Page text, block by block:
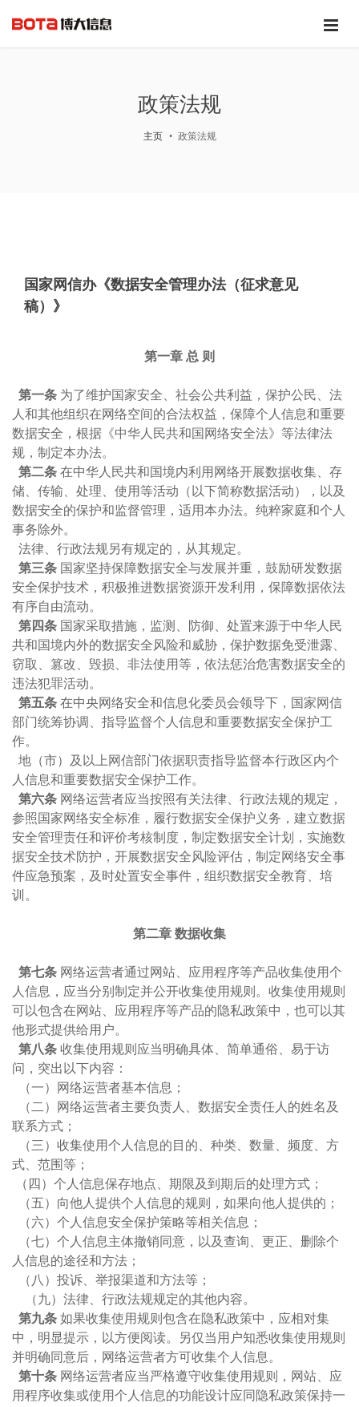
政策法规
主页 政策法规
国家网信办《数据安全管理办法（征求意见
稿）》
第一章 总 则
第一条 为了维护国家安全、社会公共利益，保护公民、法
人和其他组织在网络空间的合法权益，保障个人信息和重要
数据安全，根据《中华人民共和国网络安全法》等法律法
规，制定本办法。
第二条 在中华人民共和国境内利用网络开展数据收集、存
储、传输、处理、使用等活动（以下简称数据活动），以及
数据安全的保护和监督管理，适用本办法。纯粹家庭和个人
事务除外。
法律、行政法规另有规定的，从其规定。
第三条 国家坚持保障数据安全与发展并重，鼓励研发数据
安全保护技术，积极推进数据资源开发利用，保障数据依法
有序自由流动。
第四条 国家采取措施，监测、防御、处置来源于中华人民
共和国境内外的数据安全风险和威胁，保护数据免受泄露、
窃取、篡改、毁损、非法使用等，依法惩治危害数据安全的
违法犯罪活动。
第五条 在中央网络安全和信息化委员会领导下，国家网信
部门统筹协调、指导监督个人信息和重要数据安全保护工
作。
地（市）及以上网信部门依据职责指导监督本行政区内个
人信息和重要数据安全保护工作。
第六条 网络运营者应当按照有关法律、行政法规的规定，
参照国家网络安全标准，履行数据安全保护义务，建立数据
安全管理责任和评价考核制度，制定数据安全计划，实施数
据安全技术防护，开展数据安全风险评估，制定网络安全事
件应急预案，及时处置安全事件，组织数据安全教育、培
训。
第二章 数据收集
第七条 网络运营者通过网站、应用程序等产品收集使用个
人信息，应当分别制定并公开收集使用规则。收集使用规则
可以包含在网站、应用程序等产品的隐私政策中，也可以其
他形式提供给用户。
第八条 收集使用规则应当明确具体、简单通俗、易于访
问，突出以下内容：
（一）网络运营者基本信息；
（二）网络运营者主要负责人、数据安全责任人的姓名及
联系方式；
（三）收集使用个人信息的目的、种类、数量、频度、方
式、范围等；
（四）个人信息保存地点、期限及到期后的处理方式；
（五）向他人提供个人信息的规则，如果向他人提供的；
（六）个人信息安全保护策略等相关信息；
（七）个人信息主体撤销同意，以及查询、更正、删除个
人信息的途径和方法；
（八）投诉、举报渠道和方法等；
（九）法律、行政法规规定的其他内容。
第九条 如果收集使用规则包含在隐私政策中，应相对集
中，明显提示，以方便阅读。另仅当用户知悉收集使用规则
并明确同意后，网络运营者方可收集个人信息。
第十条 网络运营者应当严格遵守收集使用规则，网站、应
用程序收集或使用个人信息的功能设计应同隐私政策保持一